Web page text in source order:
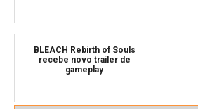
BLEACH Rebirth of Souls
recebe novo trailer de
gameplay